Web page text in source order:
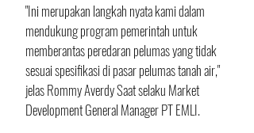
"Ini merupakan langkah nyata kami dalam
mendukung program pemerintah untuk
memberantas peredaran pelumas yang tidak
sesuai spesifikasi di pasar pelumas tanah air,"
jelas Rommy Averdy Saat selaku Market
Development General Manager PT EMLI.